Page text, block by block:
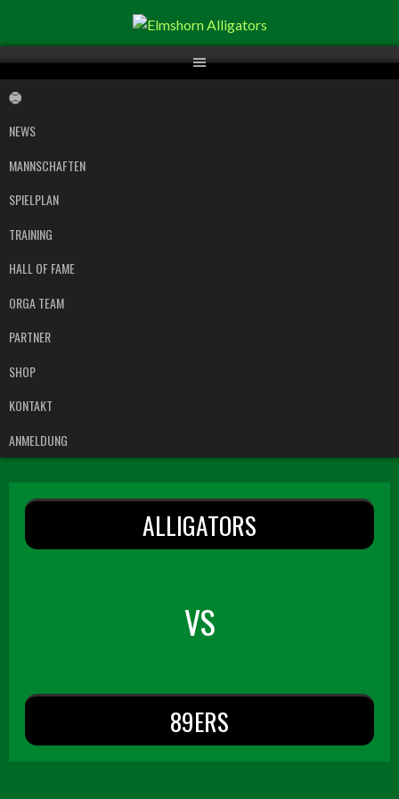
Inhalt
NEWS
MANNSCHAFTEN
SPIELPLAN
TRAINING
HALL OF FAME
ORGA TEAM
PARTNER
SHOP
KONTAKT
ANMELDUNG
ALLIGATORS
VS
89ERS